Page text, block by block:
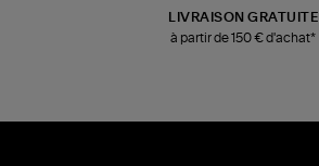
LIVRAISON GRATUITE
à partir de 150 € d'achat*